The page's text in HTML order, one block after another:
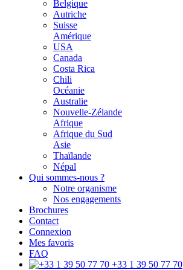
Belgique
Autriche
Suisse
Amérique
USA
Canada
Costa Rica
Chili
Océanie
Australie
Nouvelle-Zélande
Afrique
Afrique du Sud
Asie
Thaïlande
Népal
Qui sommes-nous ?
Notre organisme
Nos engagements
Brochures
Contact
Connexion
Mes favoris
FAQ
+33 1 39 50 77 70